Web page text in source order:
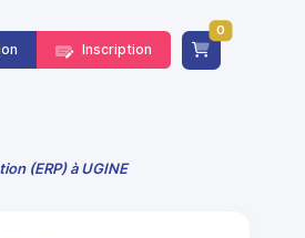
Inscription
0
(ERP) à UGINE